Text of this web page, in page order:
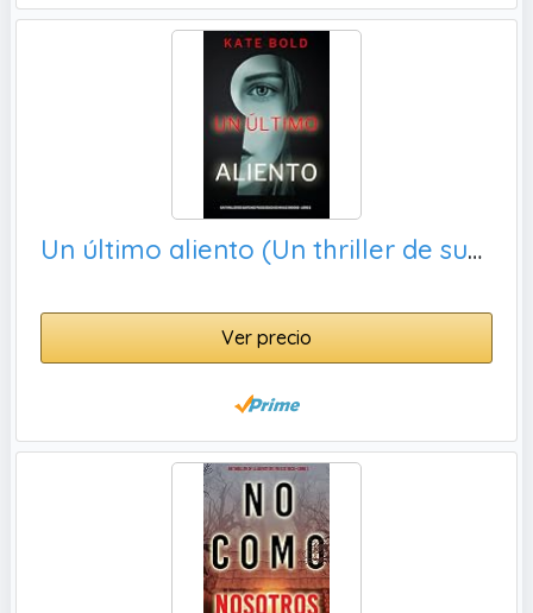
Un último aliento (Un thriller de suspense psicológico de Kaylie Brooks - Libro 1)
Ver precio